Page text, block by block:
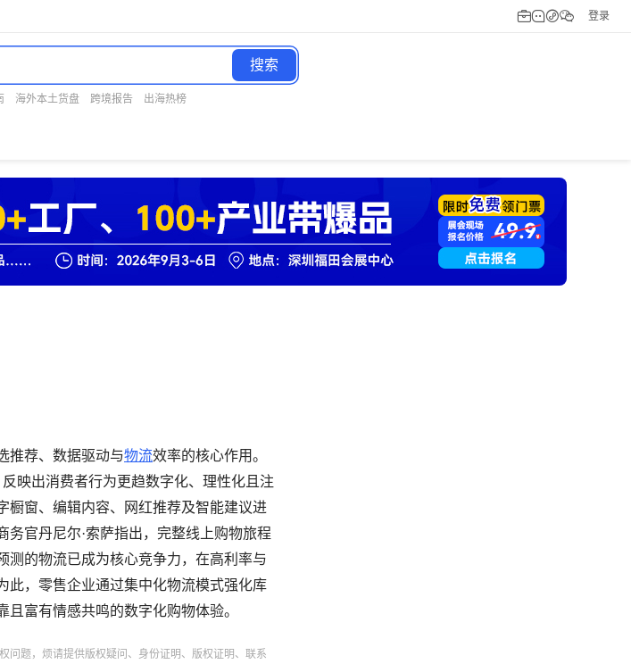
登录
搜索
海外本土货盘 跨境报告 出海热榜
推荐、数据驱动与物流效率的核心作用。
映出消费者行为更趋数字化、理性化且注
橱窗、编辑内容、网红推荐及智能建议进
官丹尼尔·索萨指出，完整线上购物旅程
测的物流已成为核心竞争力，在高利率与
此，零售企业通过集中化物流模式强化库
富有情感共鸣的数字化购物体验。
问题，烦请提供版权疑问、身份证明、版权证明、联系